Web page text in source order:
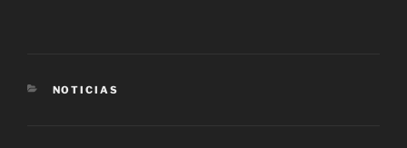
CATEGORÍAS
NOTICIAS